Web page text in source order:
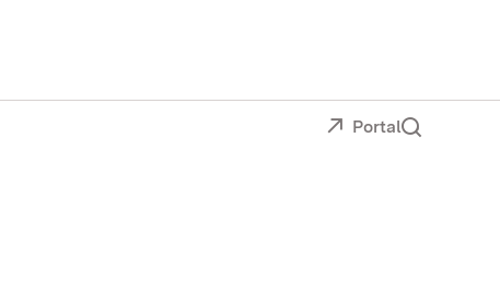
Portal